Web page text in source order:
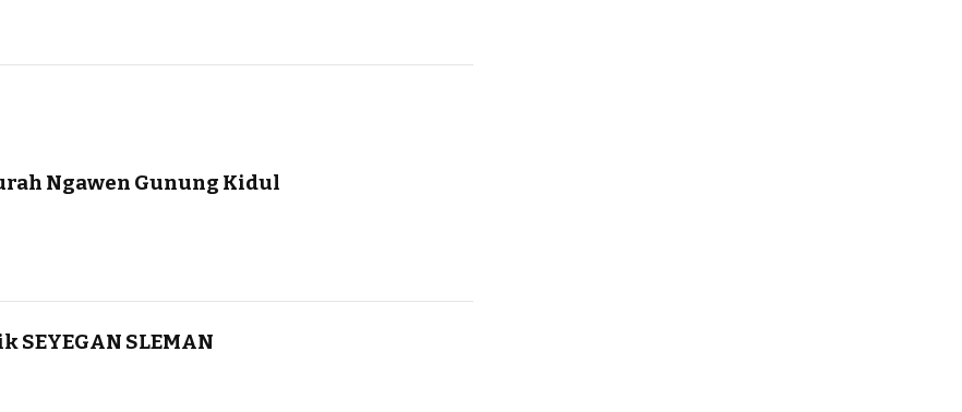
Ngawen Gunung Kidul
SEYEGAN SLEMAN